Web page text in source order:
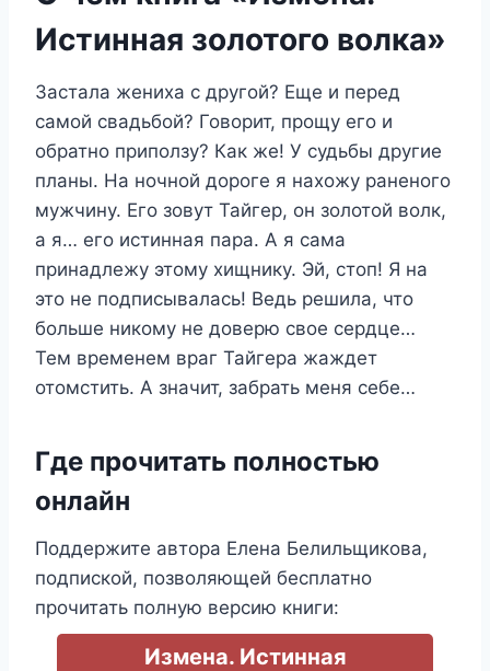
Истинная золотого волка»
Застала жениха с другой? Еще и перед
самой свадьбой? Говорит, прощу его и
обратно приползу? Как же! У судьбы другие
планы. На ночной дороге я нахожу раненого
мужчину. Его зовут Тайгер, он золотой волк,
а я… его истинная пара. А я сама
принадлежу этому хищнику. Эй, стоп! Я на
это не подписывалась! Ведь решила, что
больше никому не доверю свое сердце…
Тем временем враг Тайгера жаждет
отомстить. А значит, забрать меня себе…
Где прочитать полностью
онлайн
Поддержите автора Елена Белильщикова,
подпиской, позволяющей бесплатно
прочитать полную версию книги:
Измена. Истинная